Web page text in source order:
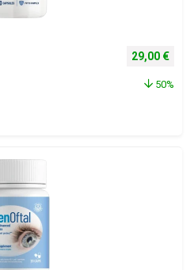
Izvorna
29,00 €
50%